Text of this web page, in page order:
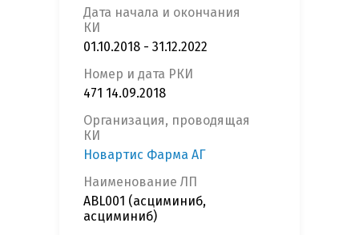
Дата начала и окончания
КИ
01.10.2018 - 31.12.2022
Номер и дата РКИ
471 14.09.2018
Организация, проводящая
КИ
Новартис Фарма АГ
Наименование ЛП
ABL001 (асциминиб,
асциминиб)